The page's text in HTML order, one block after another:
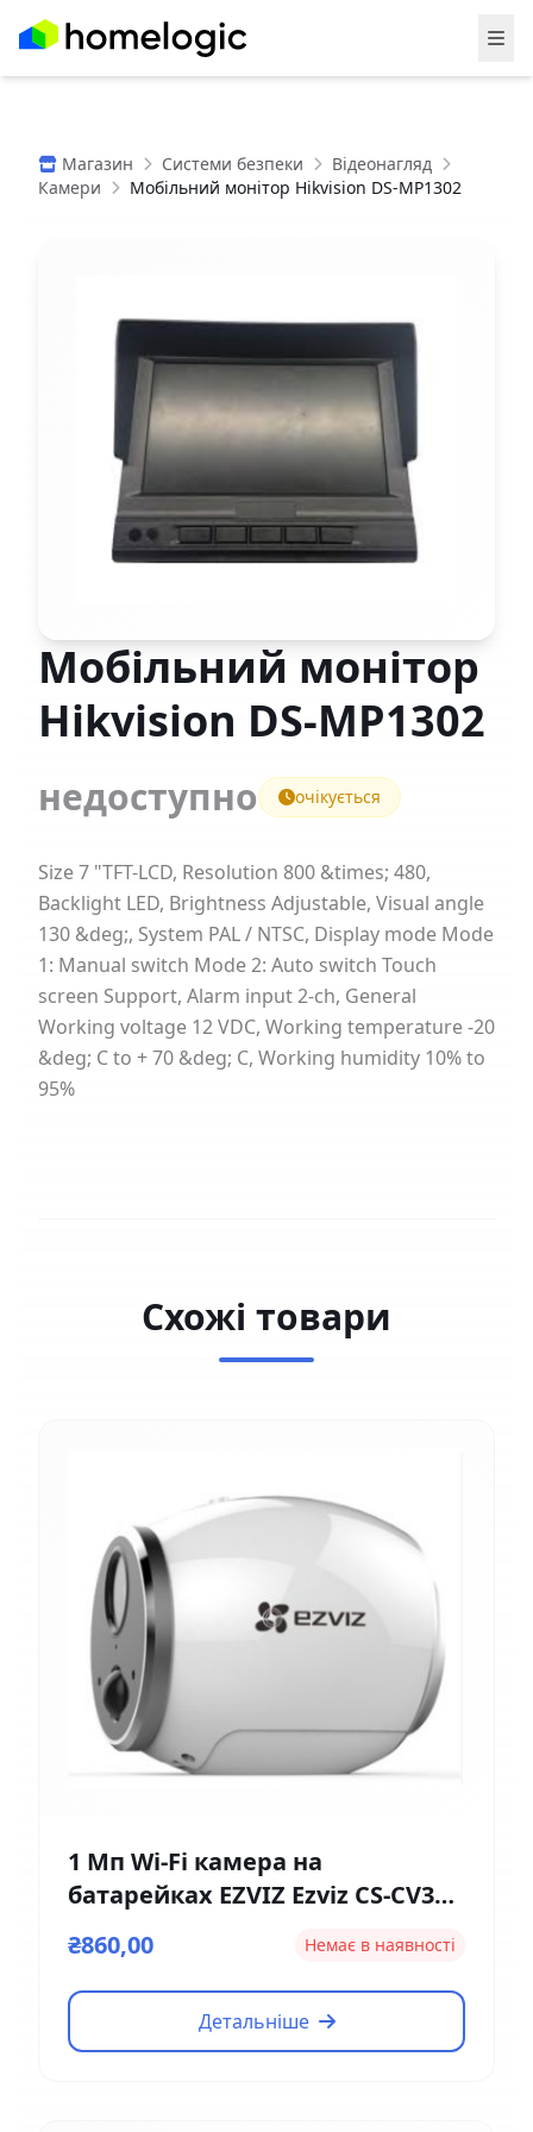
Магазин Системи безпеки
Відеонагляд
Камери
Мобільний монітор Hikvision DS-MP1302
Мобільний монітор
Hikvision DS-MP1302
недоступно очікується
Size 7 "TFT-LCD, Resolution 800 &times; 480,
Backlight LED, Brightness Adjustable, Visual angle
130 &deg;, System PAL / NTSC, Display mode Mode
1: Manual switch Mode 2: Auto switch Touch
screen Support, Alarm input 2-ch, General
Working voltage 12 VDC, Working temperature -20
&deg; C to + 70 &deg; C, Working humidity 10% to
95%
Схожі товари
1 Мп Wi-Fi камера на
батарейках EZVIZ Ezviz CS-CV316
₴860,00 Немає в наявності
Детальніше